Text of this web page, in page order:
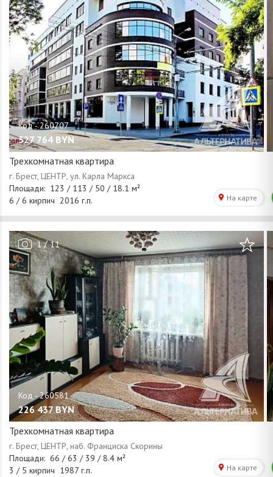
527 764 BYN
Трехкомнатная квартира
1/11
226 437 BYN
Трехкомнатная квартира